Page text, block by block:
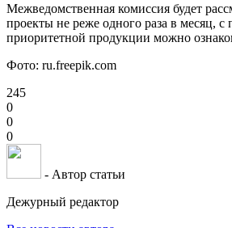
Межведомственная комиссия будет
проекты не реже одного раза в месяц, с
приоритетной продукции можно
Фото: ru.freepik.com
245
0
0
0
- Автор статьи
Дежурный редактор